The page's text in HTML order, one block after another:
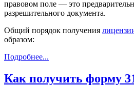
правовом поле — это
разрешительного документа.
Общий порядок получения
образом:
Подробнее...
Как получить форму